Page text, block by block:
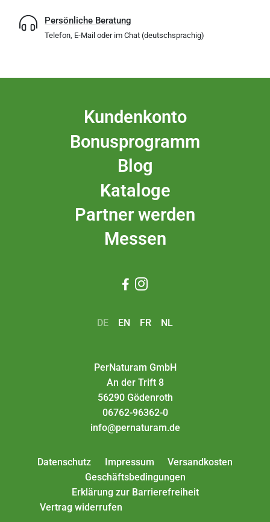
Persönliche Beratung
Telefon, E-Mail oder im Chat (deutschsprachig)
Kundenkonto
Bonusprogramm
Blog
Kataloge
Partner werden
Messen
 
DE EN FR NL
PerNaturam GmbH
An der Trift 8
56290 Gödenroth
06762-96362-0
info@pernaturam.de
Datenschutz Impressum
Versandkosten
Geschäftsbedingungen
Erklärung zur Barrierefreiheit
Vertrag widerrufen